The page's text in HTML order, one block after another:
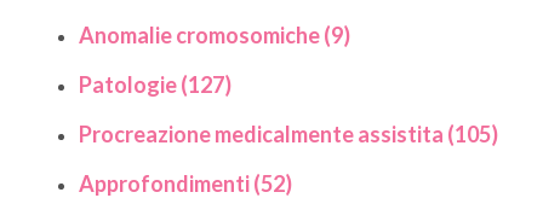
Anomalie cromosomiche (9)
Patologie (127)
Procreazione medicalmente assistita (105)
Approfondimenti (52)